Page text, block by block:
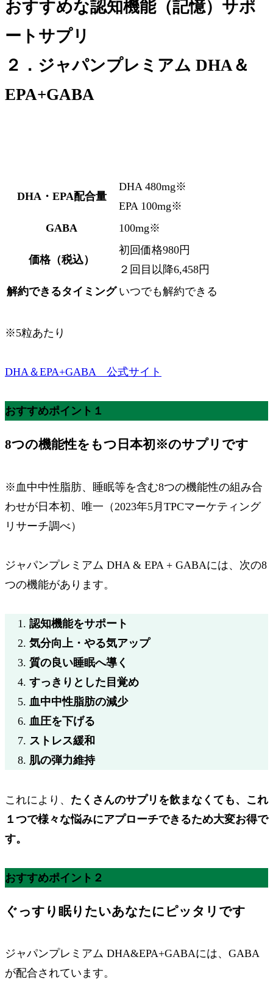
おすすめな認知機能（記憶）サポ
ートサプリ
２．ジャパンプレミアム DHA＆
EPA+GABA
DHA・EPA配合量
DHA 480mg※
EPA 100mg※
GABA
100mg※
価格（税込）
初回価格980円
２回目以降6,458円
解約できるタイミング いつでも解約できる
※5粒あたり
DHA＆EPA+GABA 公式サイト
おすすめポイント１
8つの機能性をもつ日本初 ※のサプリです
※血中中性脂肪、睡眠等を含む8つの機能性の組み合
わせが日本初、唯一（2023年5月TPCマーケティング
リサーチ調べ）
ジャパンプレミアム DHA & EPA + GABAには、次の8
つの機能があります。
認知機能をサポート
気分向上・やる気アップ
質の良い睡眠へ導く
すっきりとした目覚め
血中中性脂肪の減少
血圧を下げる
ストレス緩和
肌の弾力維持
これにより、 たくさんのサプリを飲まなくても、これ
１つで様々な悩みにアプローチできるため大変お得で
す。
おすすめポイント２
ぐっすり眠りたいあなたにピッタリです
ジャパンプレミアム DHA&EPA+GABAには、 GABA
が配合されています。